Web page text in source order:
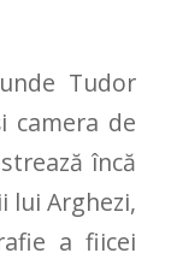
Tudor
camera de
încă
lui Arghezi,
a fiicei